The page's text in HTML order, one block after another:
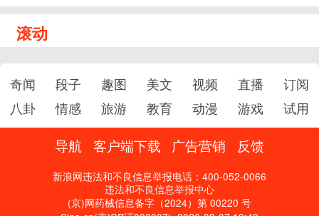
滚动
奇闻 段子 趣图 美文 视频 直播
订阅
八卦
情感 旅游 教育 动漫 游戏 试用
导航 客户端下载 广告营销 反馈
新浪网违法和不良信息举报电话：400-052-0066
违法和不良信息举报中心
(京)网药械信息备字（2024）第 00220 号